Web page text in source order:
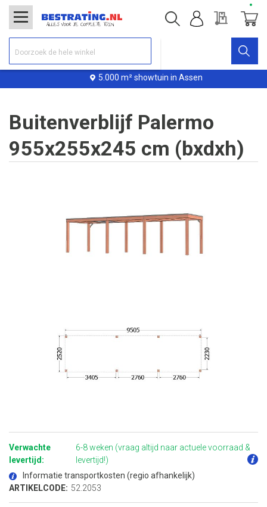
5.000 m² showtuin in Assen
Offerte
Buitenverblijf Palermo
955x255x245 cm (bxdxh)
naar
begin
van
de
afbeeldingen-
gallerij
Verwachte
levertijd:
6-8 weken (vraag altijd naar actuele voorraad &
levertijd!)
Informatie transportkosten (regio afhankelijk)
ARTIKELCODE: 52.2053